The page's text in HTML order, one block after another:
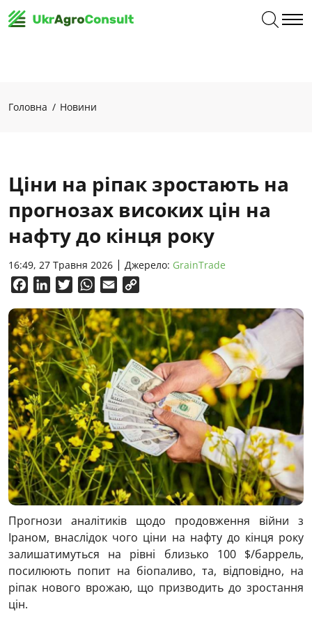
Головна Новини
Ціни на ріпак зростають на
прогнозах високих цін на
нафту до кінця року
16:49, 27 Травня 2026 Джерело: GrainTrade
FacebookLinkedInTwitterWhatsApp
Email
Прогнози аналітиків щодо продовження війни з
Іраном, внаслідок чого ціни на нафту до кінця року
залишатимуться на рівні близько 100 $/баррель,
посилюють попит на біопаливо, та, відповідно, на
ріпак нового врожаю, що призводить до зростання
цін.